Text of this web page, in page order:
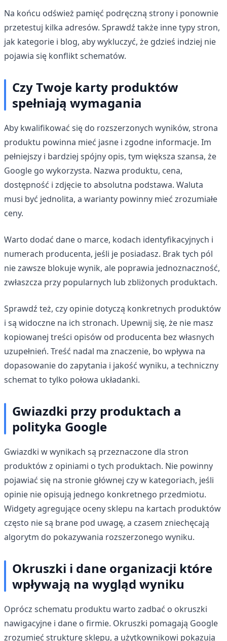
Na końcu odśwież pamięć podręczną strony i ponownie
przetestuj kilka adresów. Sprawdź także inne typy stron,
jak kategorie i blog, aby wykluczyć, że gdzieś indziej nie
pojawia się konflikt schematów.
Czy Twoje karty produktów
spełniają wymagania
Aby kwalifikować się do rozszerzonych wyników, strona
produktu powinna mieć jasne i zgodne informacje. Im
pełniejszy i bardziej spójny opis, tym większa szansa, że
Google go wykorzysta. Nazwa produktu, cena,
dostępność i zdjęcie to absolutna podstawa. Waluta
musi być jednolita, a warianty powinny mieć zrozumiałe
ceny.
Warto dodać dane o marce, kodach identyfikacyjnych i
numerach producenta, jeśli je posiadasz. Brak tych pól
nie zawsze blokuje wynik, ale poprawia jednoznaczność,
zwłaszcza przy popularnych lub zbliżonych produktach.
Sprawdź też, czy opinie dotyczą konkretnych produktów
i są widoczne na ich stronach. Upewnij się, że nie masz
kopiowanej treści opisów od producenta bez własnych
uzupełnień. Treść nadal ma znaczenie, bo wpływa na
dopasowanie do zapytania i jakość wyniku, a techniczny
schemat to tylko połowa układanki.
Gwiazdki przy produktach a
polityka Google
Gwiazdki w wynikach są przeznaczone dla stron
produktów z opiniami o tych produktach. Nie powinny
pojawiać się na stronie głównej czy w kategoriach, jeśli
opinie nie opisują jednego konkretnego przedmiotu.
Widgety agregujące oceny sklepu na kartach produktów
często nie są brane pod uwagę, a czasem zniechęcają
algorytm do pokazywania rozszerzonego wyniku.
Okruszki i dane organizacji które
wpływają na wygląd wyniku
Oprócz schematu produktu warto zadbać o okruszki
nawigacyjne i dane o firmie. Okruszki pomagają Google
zrozumieć strukturę sklepu, a użytkownikowi pokazują